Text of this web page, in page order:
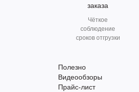
заказа
Чёткое
соблюдение
сроков отгрузки
Полезно
Видеообзоры
Прайс-лист